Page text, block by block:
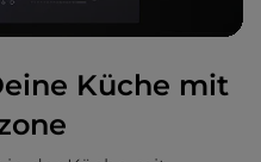
Küche mit